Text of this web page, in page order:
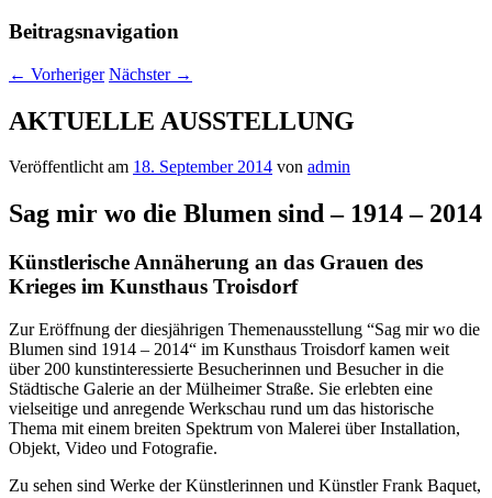
Beitragsnavigation
← Vorheriger Nächster →
AKTUELLE AUSSTELLUNG
Veröffentlicht am 18. September 2014 von admin
Sag mir wo die Blumen sind – 1914 – 2014
Künstlerische Annäherung an das Grauen des
Krieges im Kunsthaus Troisdorf
Zur Eröffnung der diesjährigen Themenausstellung “Sag mir wo die
Blumen sind 1914 – 2014“ im Kunsthaus Troisdorf kamen weit
über 200 kunstinteressierte Besucherinnen und Besucher in die
Städtische Galerie an der Mülheimer Straße. Sie erlebten eine
vielseitige und anregende Werkschau rund um das historische
Thema mit einem breiten Spektrum von Malerei über Installation,
Objekt, Video und Fotografie.
Zu sehen sind Werke der Künstlerinnen und Künstler Frank Baquet,